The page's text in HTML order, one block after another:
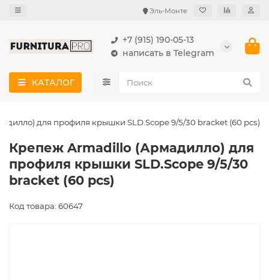
Эль-Монте
+7 (915) 190-05-13
написать в Telegram
КАТАЛОГ
для профиля крышки SLD.Scope 9/5/30 bracket (60 pcs)
Крепеж Armadillo (Армадилло) для
профиля крышки SLD.Scope 9/5/30
bracket (60 pcs)
Код товара: 60647